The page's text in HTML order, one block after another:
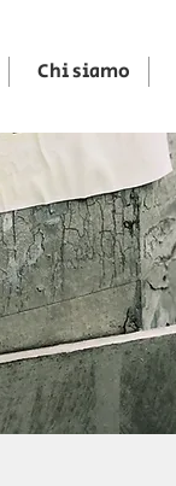
Chi siamo